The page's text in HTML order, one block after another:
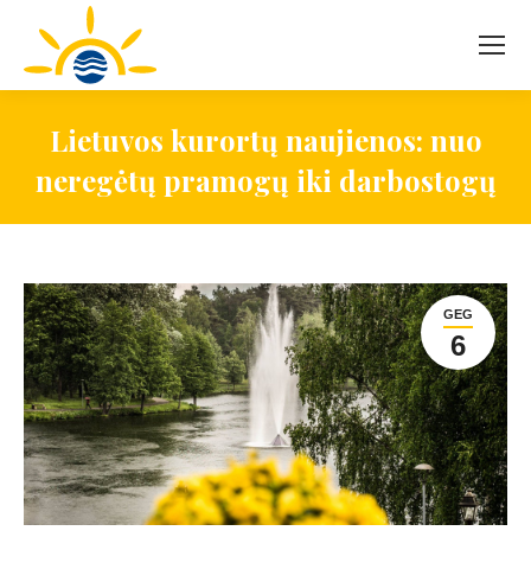
Lietuvos kurortų naujienos: nuo
neregėtų pramogų iki darbostogų
GEG
6